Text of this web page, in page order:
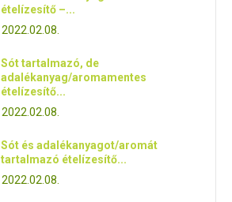
ételízesítő –...
2022.02.08.
Sót tartalmazó, de
adalékanyag/aromamentes
ételízesítő...
2022.02.08.
Sót és adalékanyagot/aromát
tartalmazó ételízesítő...
2022.02.08.